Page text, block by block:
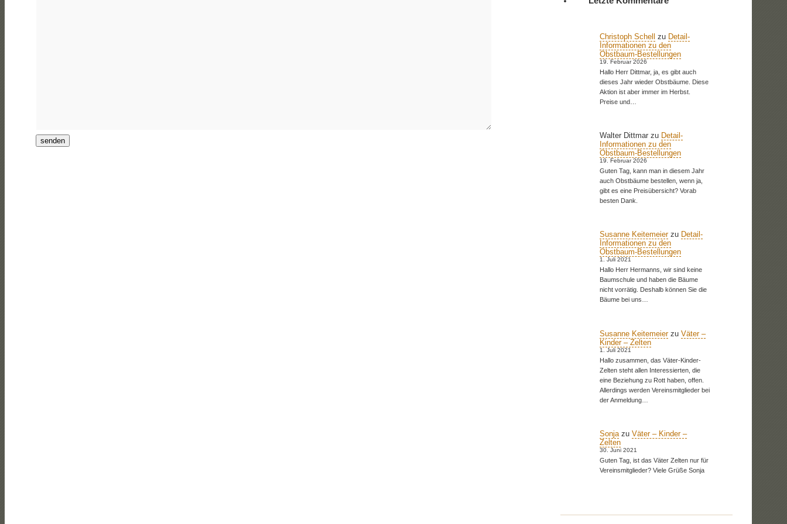
Christoph Schell zu Detail-
Informationen zu den
Obstbaum-Bestellungen
19. Februar 2026
Hallo Herr Dittmar, ja, es gibt auch
dieses Jahr wieder Obstbäume. Diese
Aktion ist aber immer im Herbst.
Preise und…
Walter Dittmarzu Detail-
Informationen zu den
Obstbaum-Bestellungen
19. Februar 2026
Guten Tag, kann man in diesem Jahr
auch Obstbäume bestellen, wenn ja,
gibt es eine Preisübersicht? Vorab
besten Dank.
Susanne Keitemeierzu Detail-
Informationen zu den
Obstbaum-Bestellungen
1. Juli 2021
Hallo Herr Hermanns, wir sind keine
Baumschule und haben die Bäume
nicht vorrätig. Deshalb können Sie die
Bäume bei uns…
Susanne Keitemeierzu Väter –
Kinder – Zelten
1. Juli 2021
Hallo zusammen, das Väter-Kinder-
Zelten steht allen Interessierten, die
eine Beziehung zu Rott haben, offen.
Allerdings werden Vereinsmitglieder bei
der Anmeldung…
Sonjazu Väter – Kinder –
Zelten
30. Juni 2021
Guten Tag, ist das Väter Zelten nur für
Vereinsmitglieder? Viele Grüße Sonja